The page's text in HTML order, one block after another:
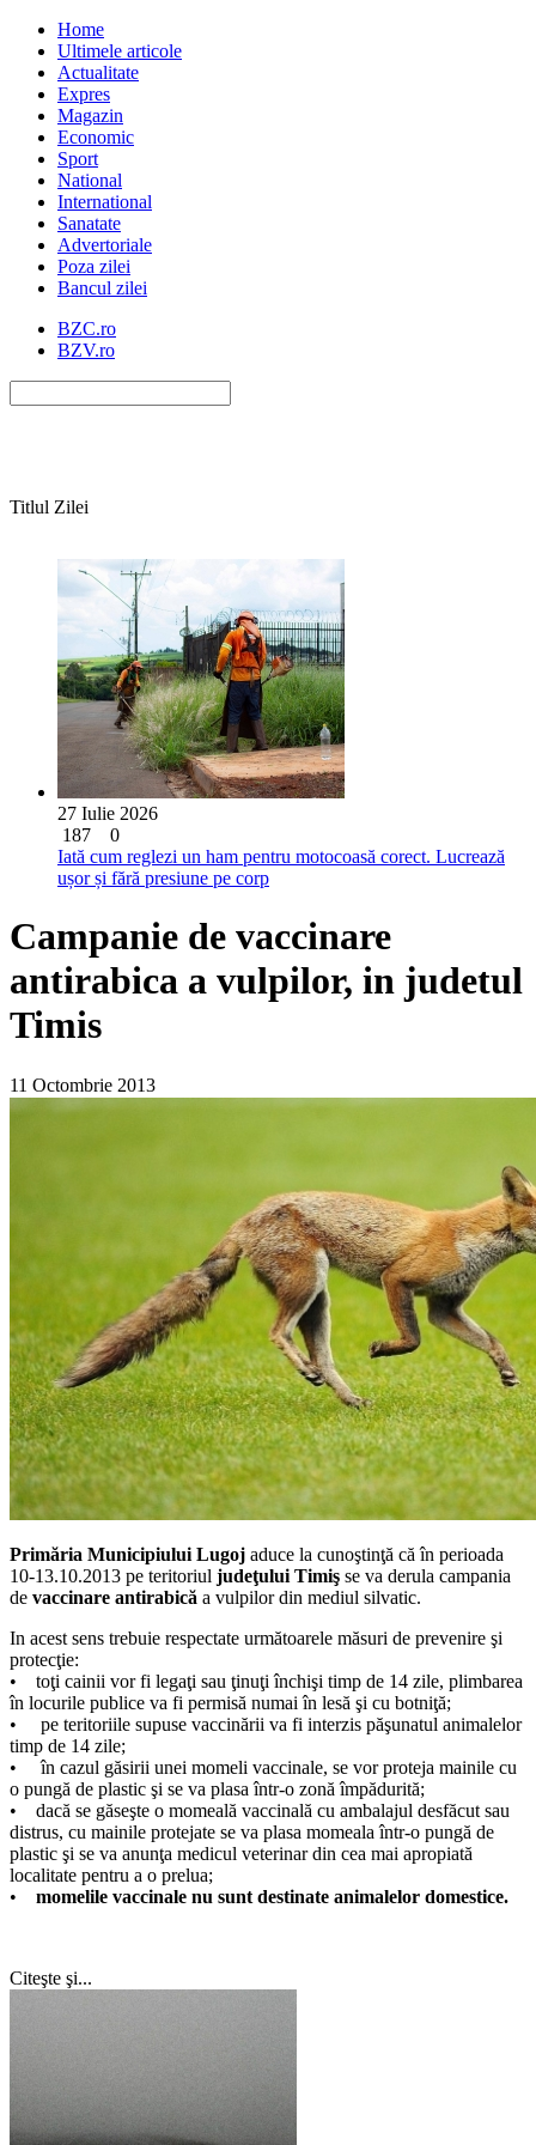
Home
Ultimele articole
Actualitate
Expres
Magazin
Economic
Sport
National
International
Sanatate
Advertoriale
Poza zilei
Bancul zilei
BZC.ro
BZV.ro
Titlul Zilei
27 Iulie 2026
187
0
Iată cum reglezi un ham pentru motocoasă corect. Lucrează
ușor și fără presiune pe corp
Campanie de vaccinare
antirabica a vulpilor, in judetul
Timis
11 Octombrie 2013
Primăria Municipiului Lugoj aduce la cunoştinţă că în perioada
10-13.10.2013 pe teritoriul judeţului Timiş se va derula campania
de vaccinare antirabică a vulpilor din mediul silvatic.
In acest sens trebuie respectate următoarele măsuri de prevenire şi
protecţie:
• toţi cainii vor fi legaţi sau ţinuţi închişi timp de 14 zile, plimbarea
în locurile publice va fi permisă numai în lesă şi cu botniţă;
• pe teritoriile supuse vaccinării va fi interzis păşunatul animalelor
timp de 14 zile;
• în cazul găsirii unei momeli vaccinale, se vor proteja mainile cu
o pungă de plastic şi se va plasa într-o zonă împădurită;
• dacă se găseşte o momeală vaccinală cu ambalajul desfăcut sau
distrus, cu mainile protejate se va plasa momeala într-o pungă de
plastic şi se va anunţa medicul veterinar din cea mai apropiată
localitate pentru a o prelua;
• momelile vaccinale nu sunt destinate animalelor domestice.
Citeşte şi...